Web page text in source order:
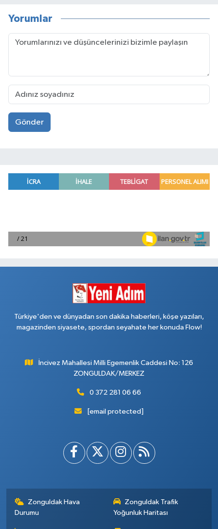
Yorumlar
Gönder
Türkiye'den ve dünyadan son dakika haberleri, köşe yazıları,
magazinden siyasete, spordan seyahate her konuda Flow!
İncivez Mahallesi Milli Egemenlik Caddesi No: 126
ZONGULDAK/MERKEZ
0 372 281 06 66
[email protected]
Zonguldak Hava
Durumu
Zonguldak Trafik
Yoğunluk Haritası